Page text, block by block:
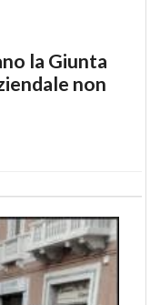
la Giunta
non